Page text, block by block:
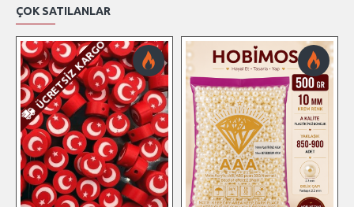
ÇOK SATILANLAR
ÜCRETSIZ KARGO